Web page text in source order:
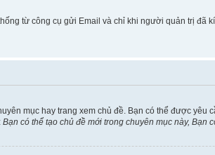
từ công cụ gửi Email và chỉ khi người quản trị đã
mục hay trang xem chủ đề. Bạn có thể được
Bạn có thể tạo chủ đề mới trong chuyên mục này,